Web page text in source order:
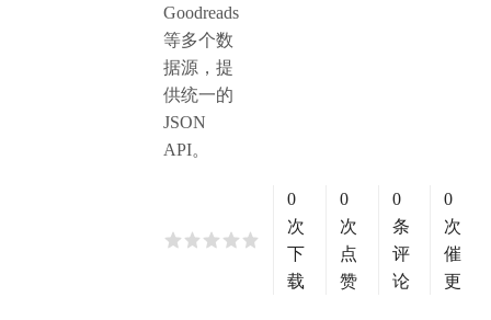
Goodreads
等多个数
据源，提
供统一的
JSON
API。
0
次
下
载
0
次
点
赞
0
条
评
论
0
次
催
更